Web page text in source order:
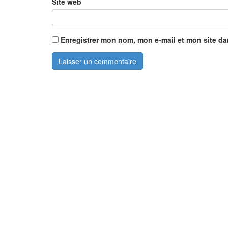
Enregistrer mon nom, mon e-mail et mon site